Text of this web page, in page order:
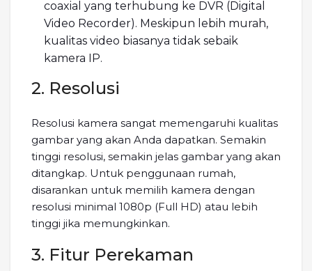
coaxial yang terhubung ke DVR (Digital
Video Recorder). Meskipun lebih murah,
kualitas video biasanya tidak sebaik
kamera IP.
2. Resolusi
Resolusi kamera sangat memengaruhi kualitas
gambar yang akan Anda dapatkan. Semakin
tinggi resolusi, semakin jelas gambar yang akan
ditangkap. Untuk penggunaan rumah,
disarankan untuk memilih kamera dengan
resolusi minimal 1080p (Full HD) atau lebih
tinggi jika memungkinkan.
3. Fitur Perekaman